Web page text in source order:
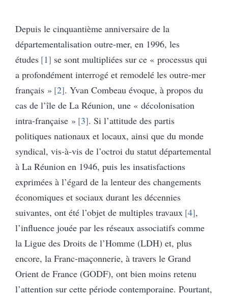
Depuis le cinquantième anniversaire de la
départementalisation outre-mer, en 1996, les
études 1 se sont multipliées sur ce « processus qui
a profondément interrogé et remodelé les outre-mer
français » 2 . Yvan Combeau évoque, à propos du
cas de l’île de La Réunion, une « décolonisation
intra-française » 3 . Si l’attitude des partis
politiques nationaux et locaux, ainsi que du monde
syndical, vis-à-vis de l’octroi du statut départemental
à La Réunion en 1946, puis les insatisfactions
exprimées à l’égard de la lenteur des changements
économiques et sociaux durant les décennies
suivantes, ont été l’objet de multiples travaux 4 ,
l’influence jouée par les réseaux associatifs comme
la Ligue des Droits de l’Homme (LDH) et, plus
encore, la Franc-maçonnerie, à travers le Grand
Orient de France (GODF), ont bien moins retenu
l’attention sur cette période contemporaine. Pourtant,